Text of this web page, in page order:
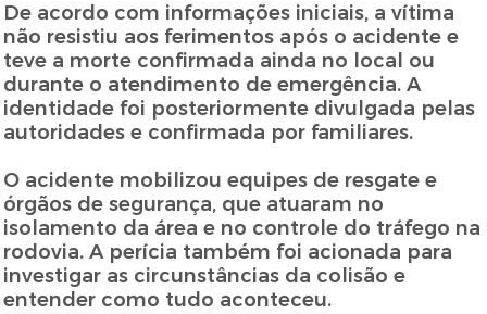
De acordo com informações iniciais, a vítima
não resistiu aos ferimentos após o acidente e
teve a morte confirmada ainda no local ou
durante o atendimento de emergência. A
identidade foi posteriormente divulgada pelas
autoridades e confirmada por familiares.
O acidente mobilizou equipes de resgate e
órgãos de segurança, que atuaram no
isolamento da área e no controle do tráfego na
rodovia. A perícia também foi acionada para
investigar as circunstâncias da colisão e
entender como tudo aconteceu.